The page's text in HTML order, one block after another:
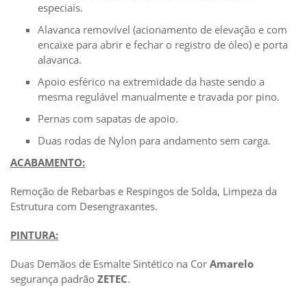
especiais.
Alavanca removível (acionamento de elevação e com
encaixe para abrir e fechar o registro de óleo) e porta
alavanca.
Apoio esférico na extremidade da haste sendo a
mesma regulável manualmente e travada por pino.
Pernas com sapatas de apoio.
Duas rodas de Nylon para andamento sem carga.
ACABAMENTO:
Remoção de Rebarbas e Respingos de Solda, Limpeza da
Estrutura com Desengraxantes.
PINTURA:
Duas Demãos de Esmalte Sintético na Cor Amarelo
segurança padrão ZETEC.